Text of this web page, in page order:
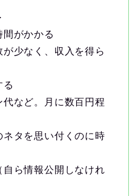
間がかかる
が少なく、収入を得ら
る
代など。月に数百円程
ネタを思い付くのに時
自ら情報公開しなけれ